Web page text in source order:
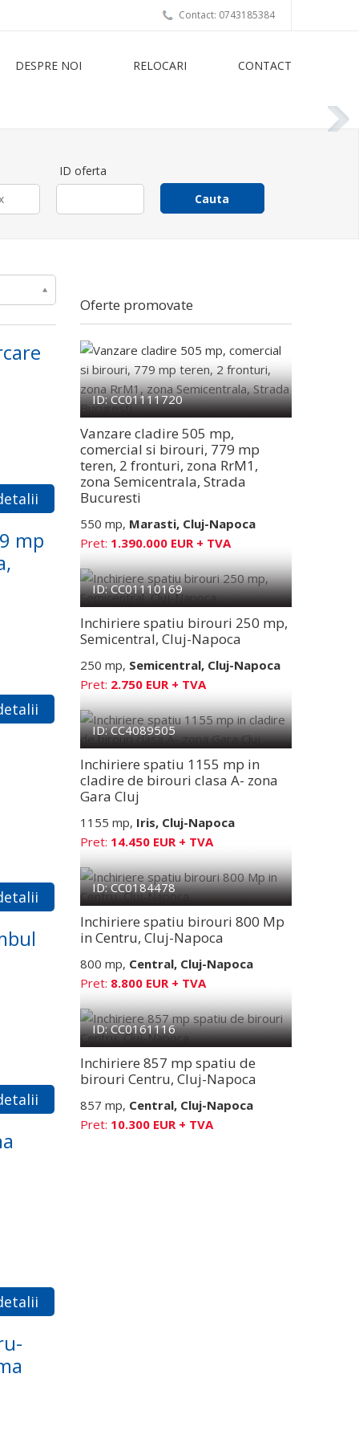
Contact: 0743185384
DESPRE NOI RELOCARI CONTACT
ID oferta
mp
Oferte promovate
ID: CC01111720
Vanzare cladire 505 mp,
comercial si birouri, 779 mp
teren, 2 fronturi, zona RrM1,
zona Semicentrala, Strada
Bucuresti
550 mp, Marasti, Cluj-Napoca
Pret: 1.390.000 EUR + TVA
ID: CC01110169
Inchiriere spatiu birouri 250 mp,
Semicentral, Cluj-Napoca
250 mp, Semicentral, Cluj-Napoca
Pret: 2.750 EUR + TVA
ID: CC4089505
Inchiriere spatiu 1155 mp in
cladire de birouri clasa A- zona
Gara Cluj
1155 mp, Iris, Cluj-Napoca
Pret: 14.450 EUR + TVA
ID: CC0184478
Inchiriere spatiu birouri 800 Mp
in Centru, Cluj-Napoca
800 mp, Central, Cluj-Napoca
Pret: 8.800 EUR + TVA
ID: CC0161116
Inchiriere 857 mp spatiu de
birouri Centru, Cluj-Napoca
857 mp, Central, Cluj-Napoca
Pret: 10.300 EUR + TVA